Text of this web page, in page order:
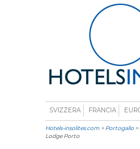
SVIZZERA FRANCIA
Hotels-insolites.com >Portogallo >
Lodge Porto